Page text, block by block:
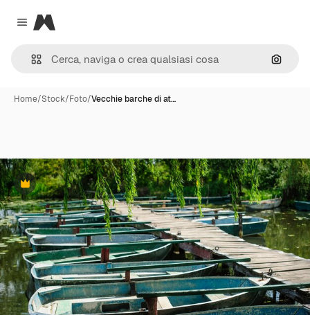
Close menu
Magnific
Cerca
Home/Stock/Foto/Vecchie barche di at…
Premium